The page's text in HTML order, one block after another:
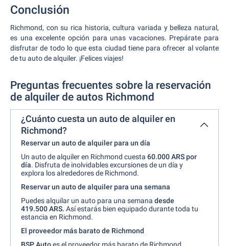
Conclusión
Richmond, con su rica historia, cultura variada y belleza natural,
es una excelente opción para unas vacaciones. Prepárate para
disfrutar de todo lo que esta ciudad tiene para ofrecer al volante
de tu auto de alquiler. ¡Felices viajes!
Preguntas frecuentes sobre la reservación
de alquiler de autos Richmond
¿Cuánto cuesta un auto de alquiler en
Richmond?
Reservar un auto de alquiler para un día
Un auto de alquiler en Richmond cuesta 60.000 ARS por
día. Disfruta de inolvidables excursiones de un día y
explora los alrededores de Richmond.
Reservar un auto de alquiler para una semana
Puedes alquilar un auto para una semana desde
419.500 ARS. Así estarás bien equipado durante toda tu
estancia en Richmond.
El proveedor más barato de Richmond